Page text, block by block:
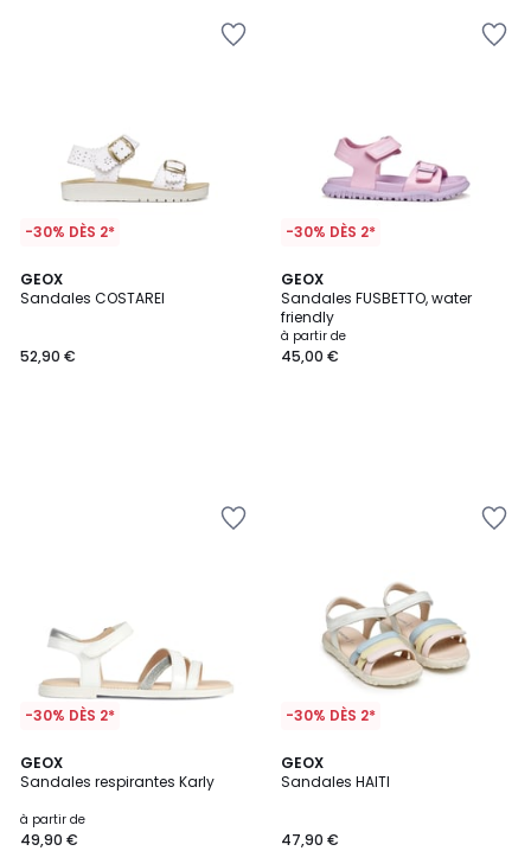
-30% DÈS 2*
GEOX
Sandales COSTAREI
52,90 €
-30% DÈS 2*
GEOX
Sandales FUSBETTO, water
friendly
à partir de
45,00 €
-30% DÈS 2*
GEOX
Sandales respirantes Karly
à partir de
49,90 €
5
/
-30% DÈS 2*
GEOX
Sandales HAITI
47,90 €